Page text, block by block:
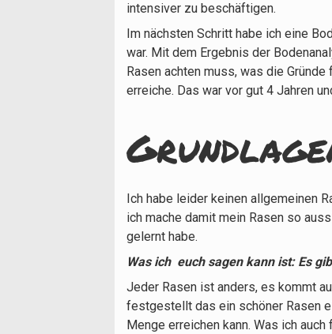
intensiver zu beschäftigen.
Im nächsten Schritt habe ich eine
war. Mit dem Ergebnis der
Rasen achten muss, was die
erreiche. Das war vor gut 4 Jahren
Ich habe leider keinen allgemeinen
ich mache damit mein Rasen so
gelernt habe.
Was ich euch sagen kann ist:Es
Jeder Rasen ist anders, es kommt
festgestellt das ein schöner Rasen
Menge erreichen kann. Was ich